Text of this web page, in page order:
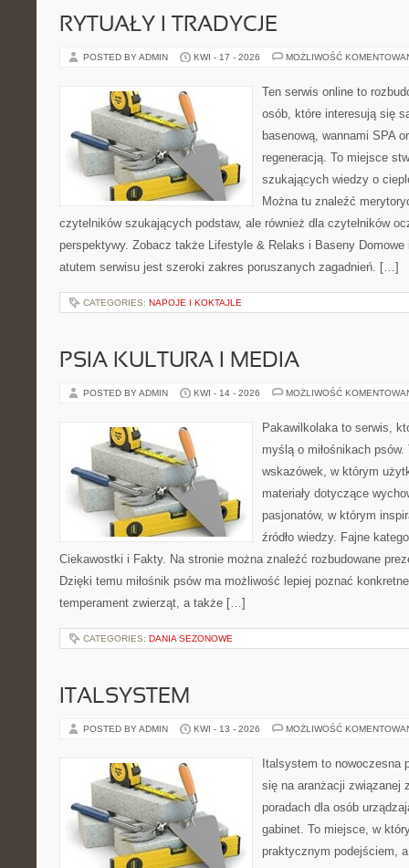
RYTUAŁY I TRADYCJE
POSTED BY ADMIN KWI - 17 - 2026 MOŻLIWOŚĆ
Ten serwis online to
osób, które interesują się
basenową, wannami SPA
regeneracją. To miejsce
szukających wiedzy o
Można tu znaleźć
czytelników szukających podstaw, ale również dla czytelników
perspektywy. Zobacz także Lifestyle & Relaks i Baseny Domowe
atutem serwisu jest szeroki zakres poruszanych zagadnień. […]
CATEGORIES: NAPOJE I KOKTAJLE
PSIA KULTURA I MEDIA
POSTED BY ADMIN KWI - 14 - 2026 MOŻLIWOŚĆ
Pakawilkolaka to serwis,
myślą o miłośnikach
wskazówek, w którym
materiały dotyczące
pasjonatów, w którym
źródło wiedzy. Fajne
Ciekawostki i Fakty. Na stronie można znaleźć rozbudowane
Dzięki temu miłośnik psów ma możliwość lepiej poznać
temperament zwierząt, a także […]
CATEGORIES: DANIA SEZONOWE
ITALSYSTEM
POSTED BY ADMIN KWI - 13 - 2026 MOŻLIWOŚĆ
Italsystem to nowoczesna
się na aranżacji związanej
poradach dla osób
gabinet. To miejsce, w
praktycznym podejściem,